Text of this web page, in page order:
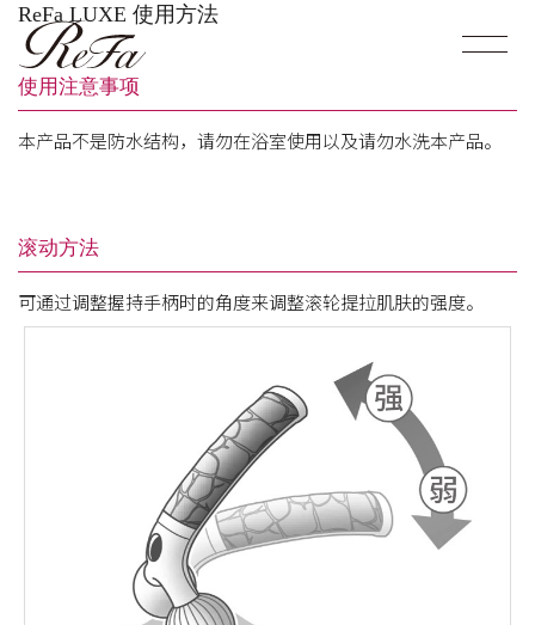
ReFa LUXE 使用方法
使用注意事项
本产品不是防水结构，请勿在浴室使用以及请勿水洗本产品。
滚动方法
可通过调整握持手柄时的角度来调整滚轮提拉肌肤的强度。